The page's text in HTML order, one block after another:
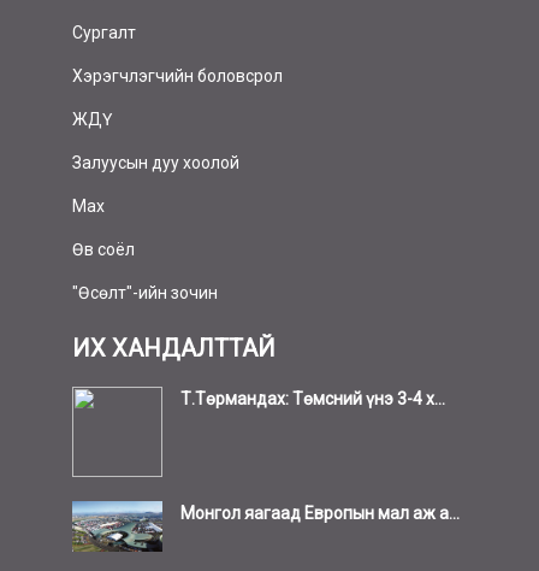
Сургалт
Хэрэгчлэгчийн боловсрол
ЖДҮ
Залуусын дуу хоолой
Мах
Өв соёл
"Өсөлт"-ийн зочин
ИХ ХАНДАЛТТАЙ
Т.Төрмандах: Төмсний үнэ 3-4 х...
Монгол яагаад Европын мал аж а...